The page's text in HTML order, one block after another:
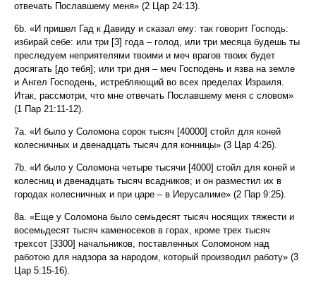
отвечать Пославшему меня» (2 Цар 24:13).
6b. «И пришел Гад к Давиду и сказал ему: так говорит Господь:
избирай себе: или три [3] года – голод, или три месяца будешь ты
преследуем неприятелями твоими и меч врагов твоих будет
досягать [до тебя]; или три дня – меч Господень и язва на земле
и Ангел Господень, истребляющий во всех пределах Израиля.
Итак, рассмотри, что мне отвечать Пославшему меня с словом»
(1 Пар 21:11-12).
7a. «И было у Соломона сорок тысяч [40000] стойл для коней
колесничных и двенадцать тысяч для конницы» (3 Цар 4:26).
7b. «И было у Соломона четыре тысячи [4000] стойл для коней и
колесниц и двенадцать тысяч всадников; и он разместил их в
городах колесничных и при царе – в Иерусалиме» (2 Пар 9:25).
8a. «Еще у Соломона было семьдесят тысяч носящих тяжести и
восемьдесят тысяч каменосеков в горах, кроме трех тысяч
трехсот [3300] начальников, поставленных Соломоном над
работою для надзора за народом, который производил работу» (3
Цар 5:15-16).